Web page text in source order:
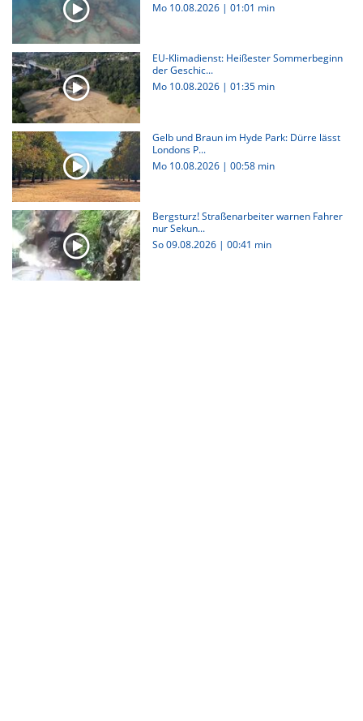
Mo 10.08.2026 | 01:01 min
EU-Klimadienst: Heißester Sommerbeginn
der Geschic...
Mo 10.08.2026 | 01:35 min
Gelb und Braun im Hyde Park: Dürre lässt
Londons P...
Mo 10.08.2026 | 00:58 min
Bergsturz! Straßenarbeiter warnen Fahrer
nur Sekun...
So 09.08.2026 | 00:41 min